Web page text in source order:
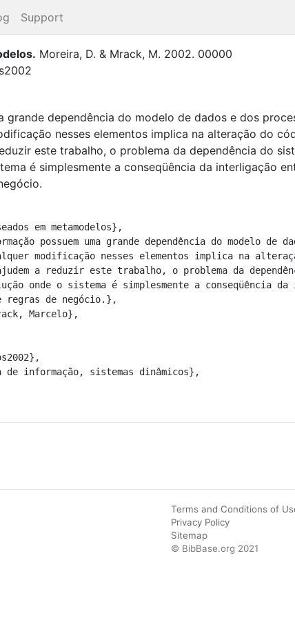
Support
. Moreira, D. & Mrack, M. 2002. 00000
grande dependência do modelo de dados e dos
nesses elementos implica na alteração do
este trabalho, o problema da dependência do
é simplesmente a conseqüência da interligação
modificação nesses elementos implica na
a reduzir este trabalho, o problema da
onde o sistema é simplesmente a conseqüência
regras de negócio.},
Terms and Conditions of
Privacy Policy
Sitemap
© BibBase.org 2021